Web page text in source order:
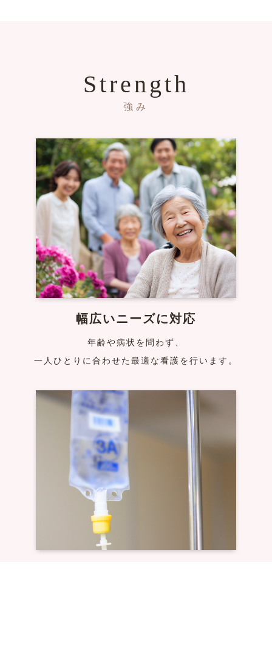
Strength
強み
幅広いニーズに対応
年齢や病状を問わず、
一人ひとりに合わせた最適な看護を行います。